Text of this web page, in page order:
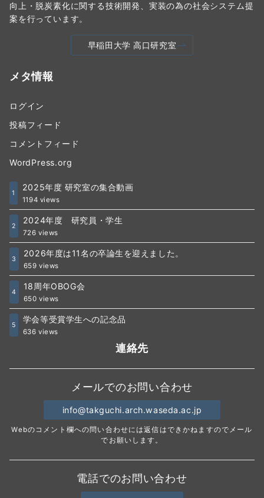
向上・脱炭素化に関する技術開発、実装の為の社会システム提
案を行っています。
早稲田大学 高口研究室
メタ情報
ログイン
投稿フィード
コメントフィード
WordPress.org
1
2025年度 研究室の集合動画
1194 views
2
2024年度 研究員・学生
726 views
3
2026年度は11名の卒論生を迎えました。
659 views
4
18周年OBOG会
650 views
5
学会等受賞学生への記念品
636 views
連絡先
メールでのお問い合わせ
info@takguchi.arch.waseda.ac.jp
Webのコメント欄への問い合わせには返信はできかねますのでメール
でお願いします。
電話でのお問い合わせ